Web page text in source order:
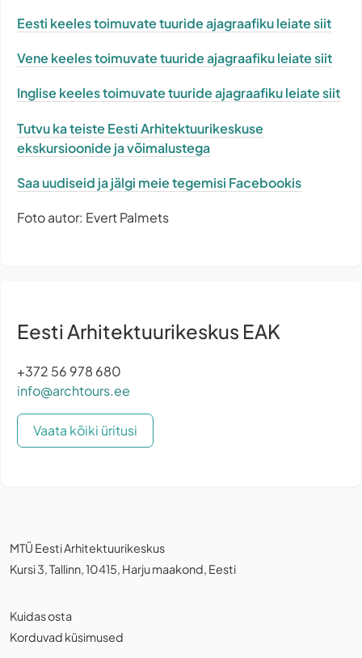
Eesti keeles toimuvate tuuride ajagraafiku leiate siit
Vene keeles toimuvate tuuride ajagraafiku leiate siit
Inglise keeles toimuvate tuuride ajagraafiku leiate siit
Tutvu ka teiste Eesti Arhitektuurikeskuse
ekskursioonide ja võimalustega
Saa uudiseid ja jälgi meie tegemisi Facebookis
Foto autor: Evert Palmets
Eesti Arhitektuurikeskus EAK
+372 56 978 680
info@archtours.ee
Vaata kõiki üritusi
MTÜ Eesti Arhitektuurikeskus
Kursi 3, Tallinn, 10415, Harju maakond, Eesti
Kuidas osta
Korduvad küsimused